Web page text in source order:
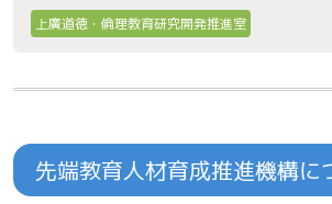
上廣道徳・倫理教育研究開発推進室
先端教育人材育成推進機構に